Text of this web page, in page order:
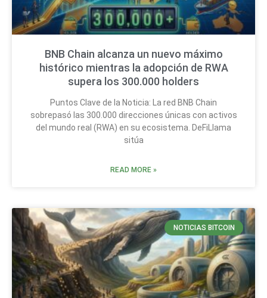
BNB Chain alcanza un nuevo máximo
histórico mientras la adopción de RWA
supera los 300.000 holders
Puntos Clave de la Noticia: La red BNB Chain
sobrepasó las 300.000 direcciones únicas con activos
del mundo real (RWA) en su ecosistema. DeFiLlama
sitúa
READ MORE »
NOTICIAS BITCOIN